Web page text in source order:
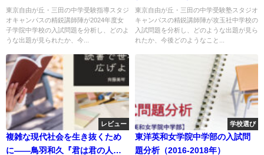
ンパス】
東京自由が丘・三田の中学受験指導スタジ
オキャンパスの精鋭講師陣が2024年度女
子学院中学校の入試問題を分析し、どのよ
うな出題が見られたか、今...
東京自由が丘・三田の中学受験塾スタジオ
キャンパスの精鋭講師陣が攻玉社中学校の
入試問題を分析し、どのような出題が見ら
れたか、今後どのようなこと...
レビュー
複雑な現代社会を生き抜くため
に――鳥羽和久『君は君の人生
学校選び
東洋英和女学院中学部の入試問
題分析（2016-2018年）